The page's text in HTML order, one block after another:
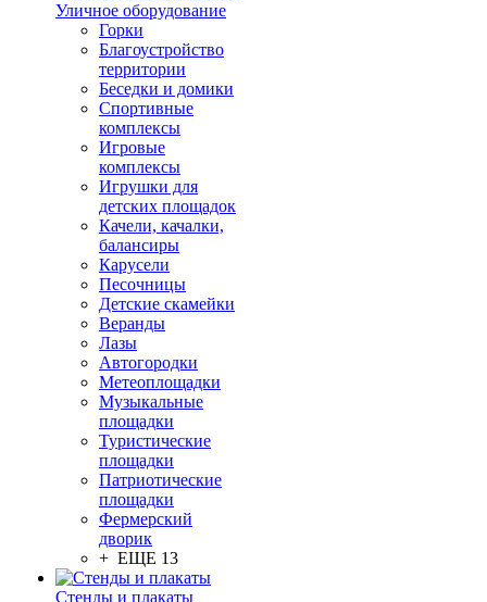
Уличное оборудование
Горки
Благоустройство
территории
Беседки и домики
Спортивные
комплексы
Игровые
комплексы
Игрушки для
детских площадок
Качели, качалки,
балансиры
Карусели
Песочницы
Детские скамейки
Веранды
Лазы
Автогородки
Метеоплощадки
Музыкальные
площадки
Туристические
площадки
Патриотические
площадки
Фермерский
дворик
+ ЕЩЕ 13
Стенды и плакаты